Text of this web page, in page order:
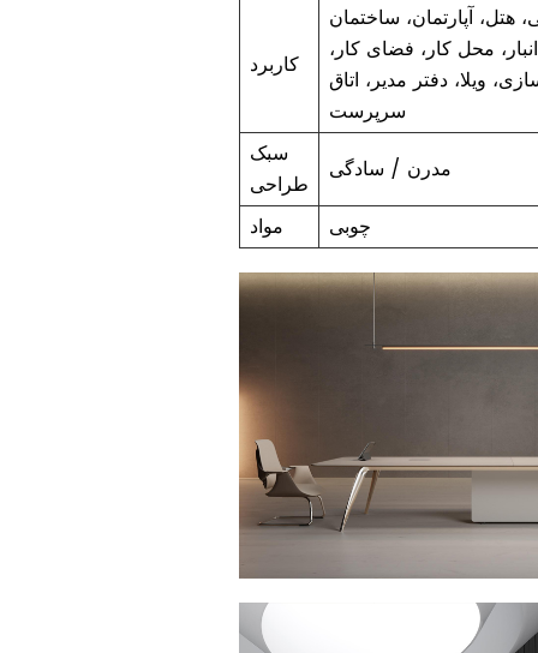
کاربرد
هتل، آپارتمان، ساختمان
محل کار، فضای کار،
ویلا، دفتر مدیر، اتاق
سرپرست
سبک
طراحی
مدرن / سادگی
مواد
چوبی